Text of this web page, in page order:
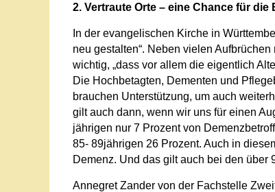
2. Vertraute Orte – eine Chance für
In der evangelischen Kirche in
neu gestalten“. Neben vielen
wichtig, „dass vor allem die eigentlich
Die Hochbetagten, Dementen und
brauchen Unterstützung, um auch
gilt auch dann, wenn wir uns für einen
jährigen nur 7 Prozent von
85- 89jährigen 26 Prozent. Auch in
Demenz. Und das gilt auch bei den über
Annegret Zander von der Fachstelle